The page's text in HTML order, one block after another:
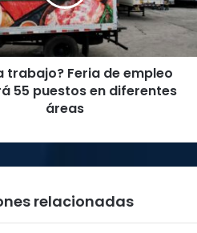
trabajo? Feria de empleo
55 puestos en diferentes
áreas
relacionadas